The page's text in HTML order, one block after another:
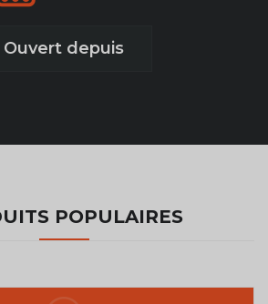
Ouvert depuis
POPULAIRES